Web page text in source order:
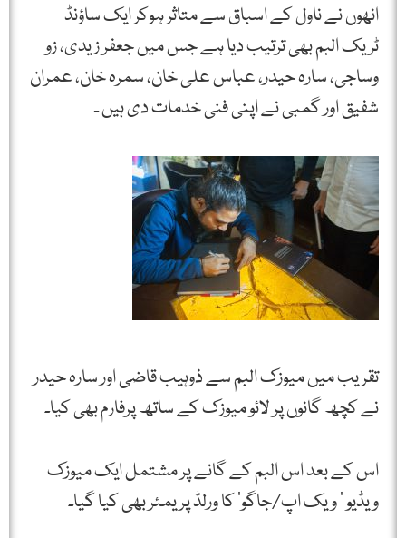
انھوں نے ناول کے اسباق سے متاثر ہوکر ایک ساؤنڈ
ٹریک البم بھی ترتیب دیا ہے جس میں جعفر زیدی، زو
وساجی، سارہ حیدر، عباس علی خان، سمرہ خان، عمران
شفیق اور گمبی نے اپنی فنی خدمات دی ہیں ۔
تقریب میں میوزک البم سے ذوہیب قاضی اور سارہ حیدر
نے کچھ گانوں پر لائو میوزک کے ساتھ پرفارم بھی کیا۔
اس کے بعد اس البم کے گانے پر مشتمل ایک میوزک
ویڈیو ‘ ویک اپ/جاگو’ کا ورلڈ پریمئر بھی کیا گیا۔